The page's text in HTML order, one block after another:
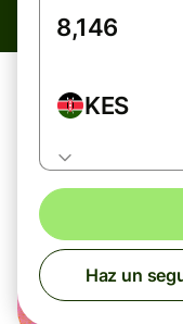
KES
Haz un